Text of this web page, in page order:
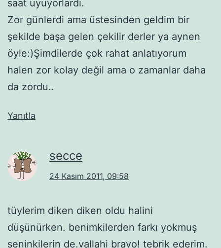
saat uyuyorlardı.
Zor günlerdi ama üstesinden geldim bir
şekilde başa gelen çekilir derler ya aynen
öyle:)Şimdilerde çok rahat anlatıyorum
halen zor kolay değil ama o zamanlar daha
da zordu..
Yanıtla
secce
24 Kasım 2011, 09:58
tüylerim diken diken oldu halini
düşünürken. benimkilerden farkı yokmuş
seninkilerin de.vallahi bravo! tebrik ederim.